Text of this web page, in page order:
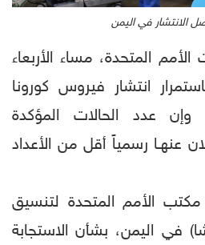
الانتشار في اليمن
المتحدة، مساء الأربعاء
انتشار فيروس كورونا
عدد الحالات المؤكدة
عنهـا رسمياً أقل من الأعداد
الأمم المتحدة لتنسيق
في اليمن، بشأن الاستجابة